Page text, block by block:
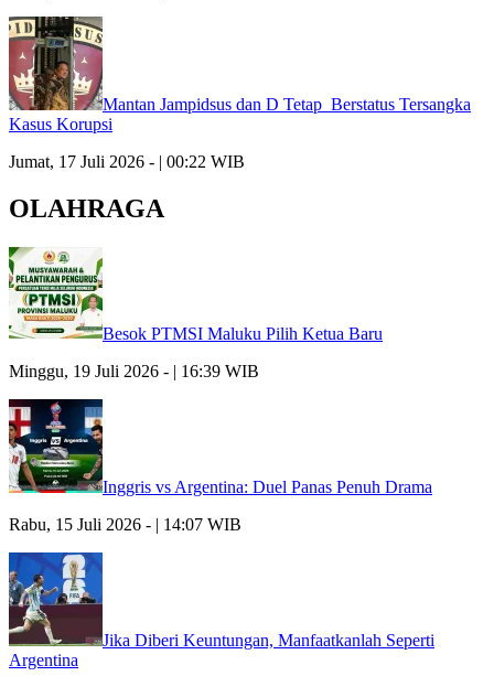
Mantan Jampidsus dan D Tetap Berstatus Tersangka
Kasus Korupsi
Jumat, 17 Juli 2026 - | 00:22 WIB
OLAHRAGA
Besok PTMSI Maluku Pilih Ketua Baru
Minggu, 19 Juli 2026 - | 16:39 WIB
Inggris vs Argentina: Duel Panas Penuh Drama
Rabu, 15 Juli 2026 - | 14:07 WIB
Jika Diberi Keuntungan, Manfaatkanlah Seperti
Argentina